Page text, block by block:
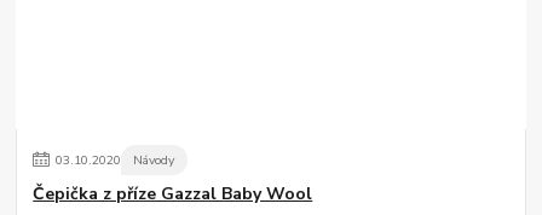
03.10.2020 Návody
Čepička z příze Gazzal Baby Wool